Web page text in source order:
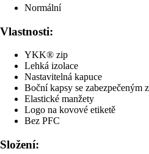
Normální
Vlastnosti:
YKK® zip
Lehká izolace
Nastavitelná kapuce
Boční kapsy se zabezpečeným
Elastické manžety
Logo na kovové etiketě
Bez PFC
Složení: